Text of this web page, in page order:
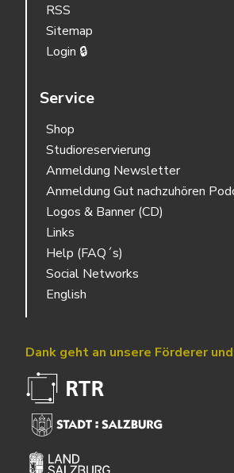
RSS
Sitemap
Login 🔒
Service
Shop
Studioreservierung
Anmeldung Newsletter
Anmeldung Gut nachzuhören
Logos & Banner (CD)
Links
Help (FAQ´s)
Social Networks
English
Dank geht an unsere Förderer